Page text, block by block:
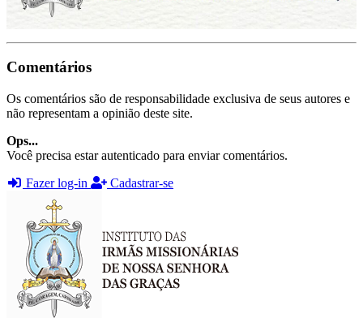
Comentários
Os comentários são de responsabilidade exclusiva de seus autores e
não representam a opinião deste site.
Ops...
Você precisa estar autenticado para enviar comentários.
Fazer log-in
Cadastrar-se